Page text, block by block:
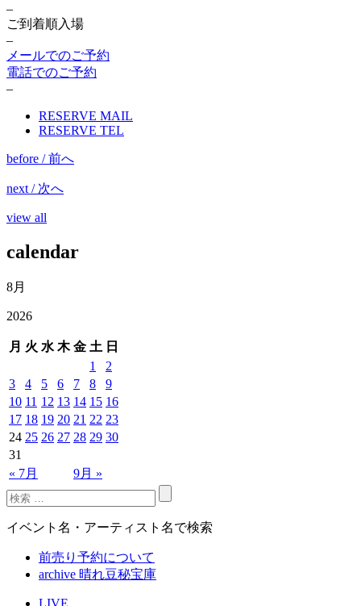
–
ご到着順入場
–
メールでのご予約
電話でのご予約
–
RESERVE MAIL
RESERVE TEL
before / 前へ
next / 次へ
view all
calendar
8月
2026
月 火 水 木 金 土 日
« 7月 9月 »
1
2
3
4 5 6 7 8
9
10 11 12 13 14 15 16
17 18 19 20 21 22 23
24 25 26 27 28 29 30
31
イベント名・アーティスト名で検索
前売り予約について
archive 晴れ豆秘宝庫
LIVE